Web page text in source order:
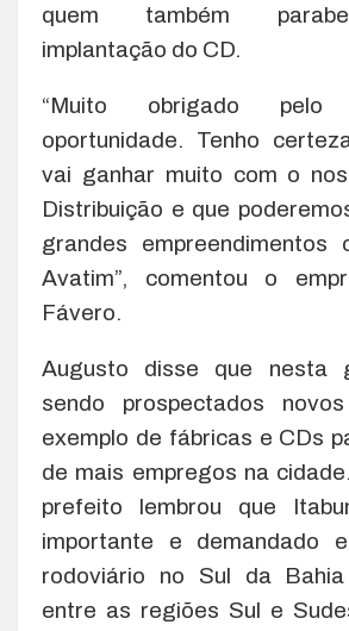
quem também
implantação do CD.
“Muito obrigado
oportunidade. Tenho
vai ganhar muito com o
Distribuição e que
grandes empreendimentos
Avatim”, comentou o
Fávero.
Augusto disse que nesta
sendo prospectados
exemplo de fábricas e CDs
de mais empregos na
prefeito lembrou que
importante e demandado
rodoviário no Sul da
entre as regiões Sul e